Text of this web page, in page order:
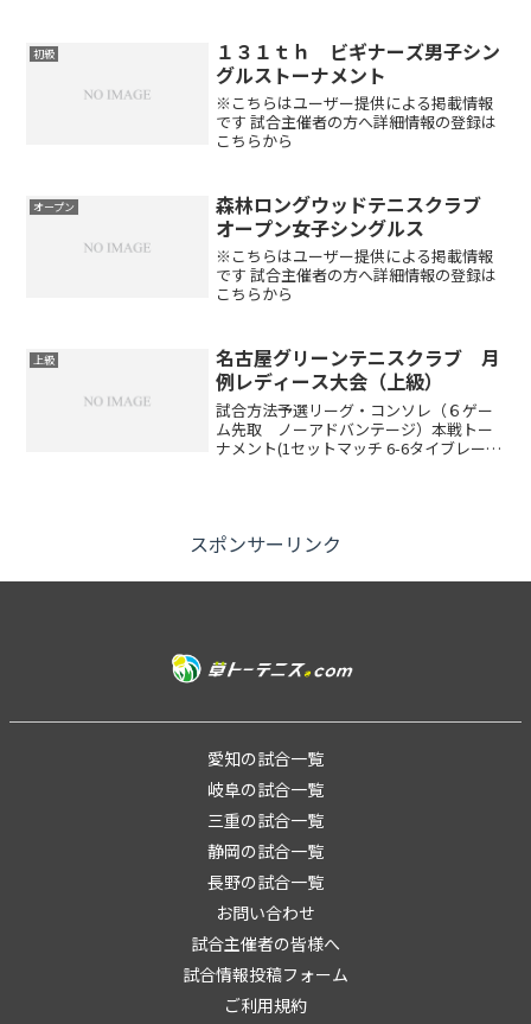
して250ポイント ※勝敗によって下記ポ
イントが...
初級
１３１ｔｈ ビギナーズ男子シン
グルストーナメント
※こちらはユーザー提供による掲載情報
です 試合主催者の方へ詳細情報の登録は
こちらから
オープン
森林ロングウッドテニスクラブ
オープン女子シングルス
※こちらはユーザー提供による掲載情報
です 試合主催者の方へ詳細情報の登録は
こちらから
上級
名古屋グリーンテニスクラブ 月
例レディース大会（上級）
試合方法予選リーグ・コンソレ（６ゲー
ム先取 ノーアドバンテージ）本戦トー
ナメント(1セットマッチ 6-6タイブレー
スポンサーリンク
愛知の試合一覧
岐阜の試合一覧
三重の試合一覧
静岡の試合一覧
長野の試合一覧
お問い合わせ
試合主催者の皆様へ
試合情報投稿フォーム
ご利用規約